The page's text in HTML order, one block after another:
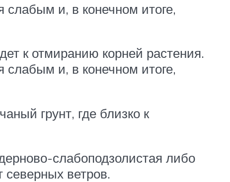
слабым и, в конечном итоге,
к отмиранию корней растения.
слабым и, в конечном итоге,
грунт, где близко к
слабоподзолистая либо
ветров.